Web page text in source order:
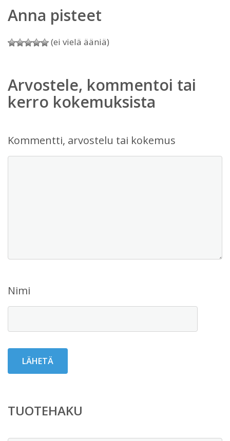
Anna pisteet
(ei vielä ääniä)
Arvostele, kommentoi tai
kerro kokemuksista
Kommentti, arvostelu tai kokemus
Nimi
TUOTEHAKU